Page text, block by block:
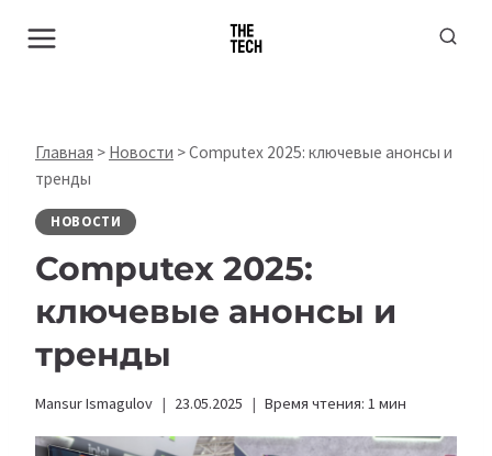
Главная > Новости >Computex 2025: ключевые анонсы и
тренды
НОВОСТИ
Computex 2025:
ключевые анонсы и
тренды
Mansur Ismagulov 23.05.2025 Время чтения: 1 мин